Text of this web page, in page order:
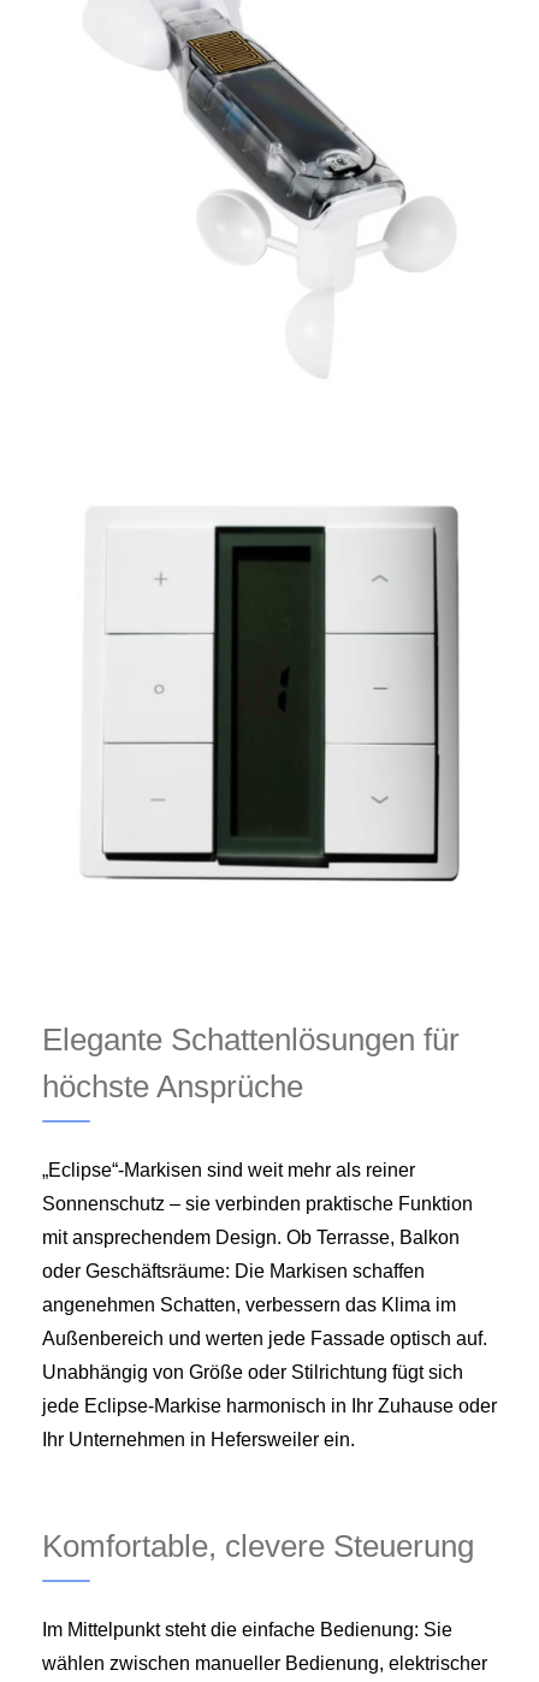
Elegante Schattenlösungen für
höchste Ansprüche
„Eclipse“-Markisen sind weit mehr als reiner
Sonnenschutz – sie verbinden praktische Funktion
mit ansprechendem Design. Ob Terrasse, Balkon
oder Geschäftsräume: Die Markisen schaffen
angenehmen Schatten, verbessern das Klima im
Außenbereich und werten jede Fassade optisch auf.
Unabhängig von Größe oder Stilrichtung fügt sich
jede Eclipse-Markise harmonisch in Ihr Zuhause oder
Ihr Unternehmen in Hefersweiler ein.
Komfortable, clevere Steuerung
Im Mittelpunkt steht die einfache Bedienung: Sie
wählen zwischen manueller Bedienung, elektrischer